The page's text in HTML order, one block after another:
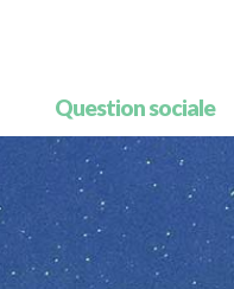
Question sociale